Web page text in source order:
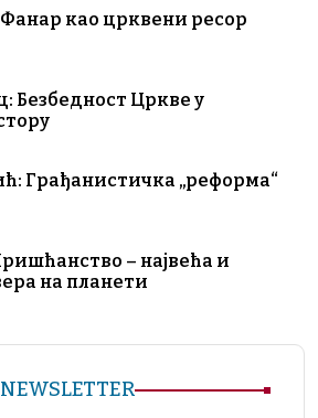
као црквени ресор
Безбедност Цркве у
Грађанистичка „реформа“
– највећа и
на планети